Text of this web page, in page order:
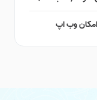
وب اپ